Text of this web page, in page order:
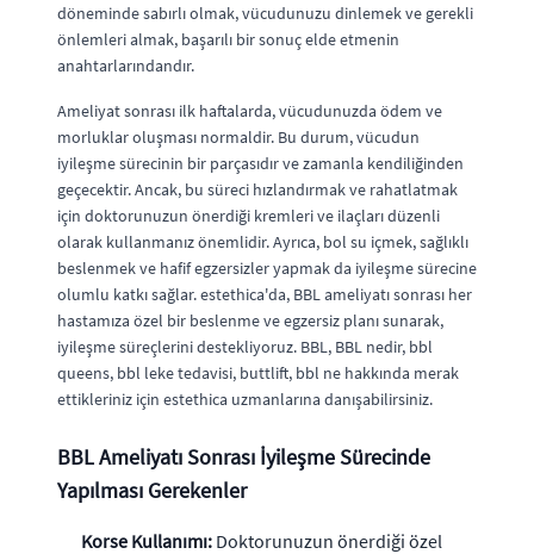
döneminde sabırlı olmak, vücudunuzu dinlemek ve gerekli
önlemleri almak, başarılı bir sonuç elde etmenin
anahtarlarındandır.
Ameliyat sonrası ilk haftalarda, vücudunuzda ödem ve
morluklar oluşması normaldir. Bu durum, vücudun
iyileşme sürecinin bir parçasıdır ve zamanla kendiliğinden
geçecektir. Ancak, bu süreci hızlandırmak ve rahatlatmak
için doktorunuzun önerdiği kremleri ve ilaçları düzenli
olarak kullanmanız önemlidir. Ayrıca, bol su içmek, sağlıklı
beslenmek ve hafif egzersizler yapmak da iyileşme sürecine
olumlu katkı sağlar. estethica'da, BBL ameliyatı sonrası her
hastamıza özel bir beslenme ve egzersiz planı sunarak,
iyileşme süreçlerini destekliyoruz. BBL, BBL nedir, bbl
queens, bbl leke tedavisi, buttlift, bbl ne hakkında merak
ettikleriniz için estethica uzmanlarına danışabilirsiniz.
BBL Ameliyatı Sonrası İyileşme Sürecinde
Yapılması Gerekenler
Korse Kullanımı: Doktorunuzun önerdiği özel